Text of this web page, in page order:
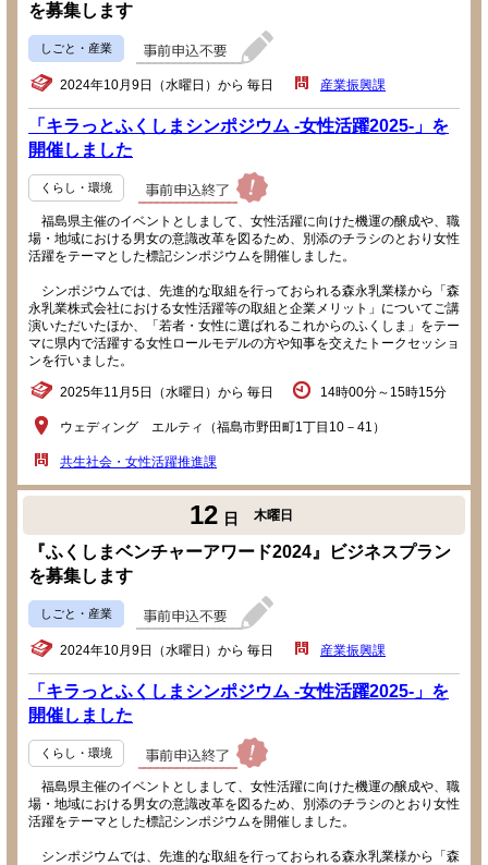
を募集します
しごと・産業
2024年10月9日（水曜日）から 毎日 産業振興課
「キラっとふくしまシンポジウム -女性活躍2025-」を
開催しました
くらし・環境
福島県主催のイベントとしまして、女性活躍に向けた機運の醸成や、職
場・地域における男女の意識改革を図るため、別添のチラシのとおり女性
活躍をテーマとした標記シンポジウムを開催しました。
シンポジウムでは、先進的な取組を行っておられる森永乳業様から「森
永乳業株式会社における女性活躍等の取組と企業メリット」についてご講
演いただいたほか、「若者・女性に選ばれるこれからのふくしま」をテー
マに県内で活躍する女性ロールモデルの方や知事を交えたトークセッショ
ンを行いました。
2025年11月5日（水曜日）から 毎日 14時00分～15時15分
ウェディング エルティ（福島市野田町1丁目10－41）
共生社会・女性活躍推進課
12 日 木曜日
『ふくしまベンチャーアワード2024』ビジネスプラン
を募集します
しごと・産業
2024年10月9日（水曜日）から 毎日 産業振興課
「キラっとふくしまシンポジウム -女性活躍2025-」を
開催しました
くらし・環境
福島県主催のイベントとしまして、女性活躍に向けた機運の醸成や、職
場・地域における男女の意識改革を図るため、別添のチラシのとおり女性
活躍をテーマとした標記シンポジウムを開催しました。
シンポジウムでは、先進的な取組を行っておられる森永乳業様から「森